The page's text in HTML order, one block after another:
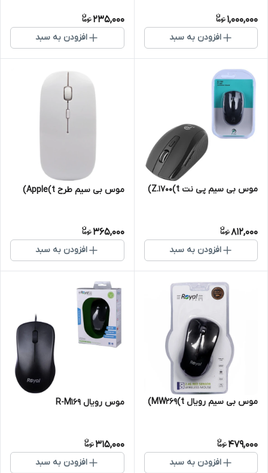
1,000,000
افزودن به سبد
235,000
افزودن به سبد
موس بی سیم پی نت Z.1700(t)
812,000
افزودن به سبد
موس بی سیم طرح Apple(t)
365,000
افزودن به سبد
موس بی سیم رویال MW269(t)
479,000
افزودن به سبد
موس رویال R-M169
315,000
افزودن به سبد